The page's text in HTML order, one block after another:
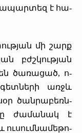
է հա­
մի շարք
բժշկութ­յան
ծա­ռա­ցած, ո­
առջև
ծան­րա­բեռն­
ժա­մա­նակ է
ու­սում­նա­մե­թո­